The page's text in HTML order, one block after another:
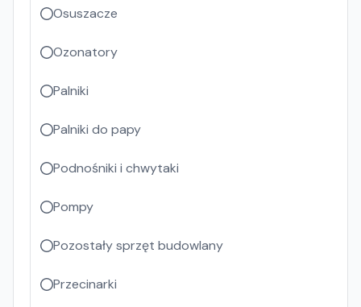
Osuszacze
Ozonatory
Palniki
Palniki do papy
Podnośniki i chwytaki
Pompy
Pozostały sprzęt budowlany
Przecinarki